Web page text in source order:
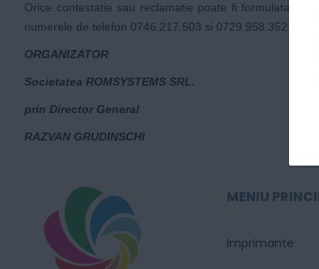
Orice contestatie sau reclamatie poate fi formulata in
numerele de telefon 0746.217.503 si 0729.958.352
ORGANIZATOR
Societatea ROMSYSTEMS SRL.
prin Director General
RAZVAN GRUDINSCHI
MENIU
Imprimante